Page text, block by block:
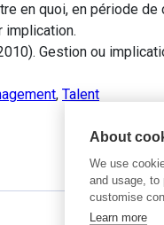
en quoi, en période
implication.
Gestion ou
, Talent
About
We use
and usage, to
customise
Learn more